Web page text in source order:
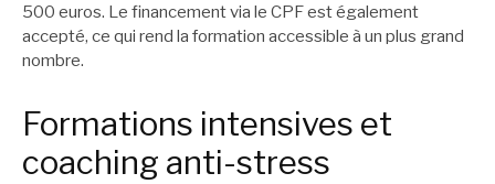
500 euros. Le financement via le CPF est également
accepté, ce qui rend la formation accessible à un plus grand
nombre.
Formations intensives et
coaching anti-stress